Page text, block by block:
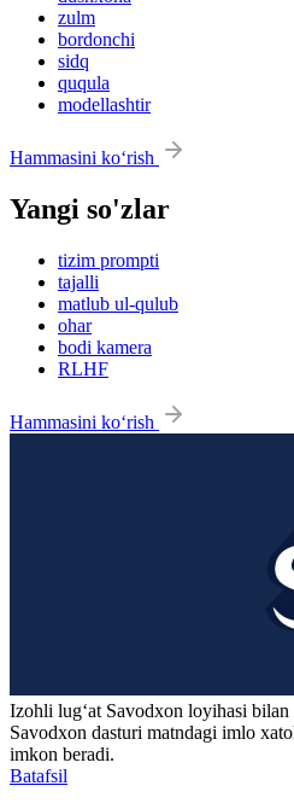
zulm
bordonchi
sidq
ququla
modellashtir
Hammasini ko‘rish
Yangi so'zlar
tizim prompti
tajalli
matlub ul-qulub
ohar
bodi kamera
RLHF
Hammasini ko‘rish
Izohli lugʻat Savodxon loyihasi
Savodxon dasturi matndagi imlo
imkon beradi.
Batafsil